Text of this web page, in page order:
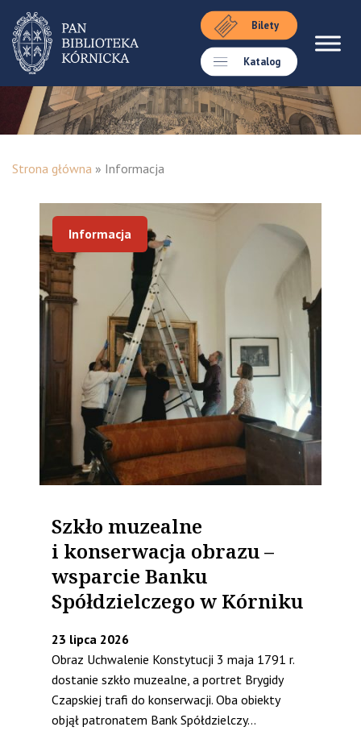
Bilety
Katalog
Strona główna » Informacja
Informacja
Szkło muzealne
i konserwacja obrazu –
wsparcie Banku
Spółdzielczego w Kórniku
23 lipca 2026
Obraz Uchwalenie Konstytucji 3 maja 1791 r.
dostanie szkło muzealne, a portret Brygidy
Czapskiej trafi do konserwacji. Oba obiekty
objął patronatem Bank Spółdzielczy...